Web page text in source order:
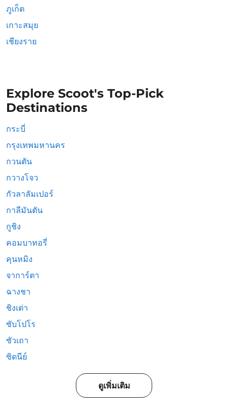
ภูเก็ต
เกาะสมุย
เชียงราย
Explore Scoot's Top-Pick
Destinations
กระบี่
กรุงเทพมหานคร
กวนตัน
กวางโจว
กัวลาลัมเปอร์
กาลีมันตัน
กูชิง
คอมบาทอรี่
คุนหมิง
จาการ์ตา
ฉางชา
ชิงเต่า
ซับโปโร
ซัวเถา
ซิดนีย์
ดูเพิ่มเติม